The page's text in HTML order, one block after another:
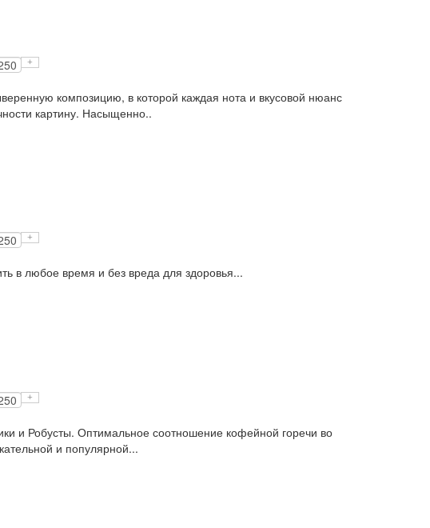
+
композицию, в которой каждая нота и вкусовой нюанс
картину. Насыщенно..
+
в любое время и без вреда для здоровья...
+
и Робусты. Оптимальное соотношение кофейной горечи во
и популярной...